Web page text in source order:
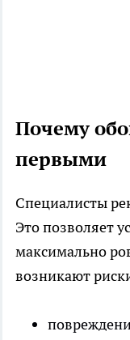
Почему
первыми
Специалисты
Это позволяет
максимально
возникают